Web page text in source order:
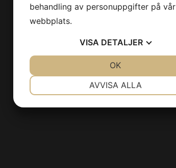
behandling av personuppgifter på vår
webbplats.
VISA DETALJER
AVVISA ALLA
OK